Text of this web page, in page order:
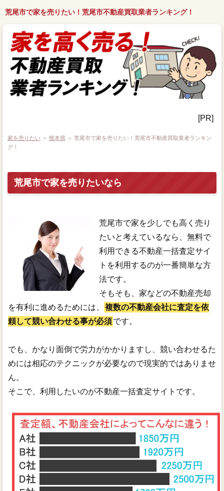
荒尾市で家を売りたい！荒尾市不動産買取業者ランキング！
[PR]
家を売りたい ＞ 熊本県 ＞ 荒尾市で家を売りたい！荒尾市不動産買取業者ランキン
グ！
荒尾市で家を売りたいなら
荒尾市で家を少しでも高く売り
たいと考えているなら、無料で
利用できる不動産一括査定サイ
トを利用するのが一番簡単な方
法です。
そもそも、家などの不動産売却
を有利に進めるためには、
複数の不動産会社に査定を依
頼して競い合わせる事が必須です。
でも、かなり面倒で労力がかかりますし、競い合わせるた
めには相応のテクニックが必要なので現実的ではありませ
ん。
そこで、利用したいのが不動産一括査定サイトです。